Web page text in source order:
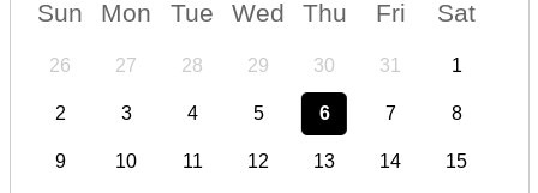
Sun Mon Tue Wed Thu Fri Sat
26 27 28 29 30 31 1
2 3 4 5 6 7 8
9 10 11 12 13 14 15